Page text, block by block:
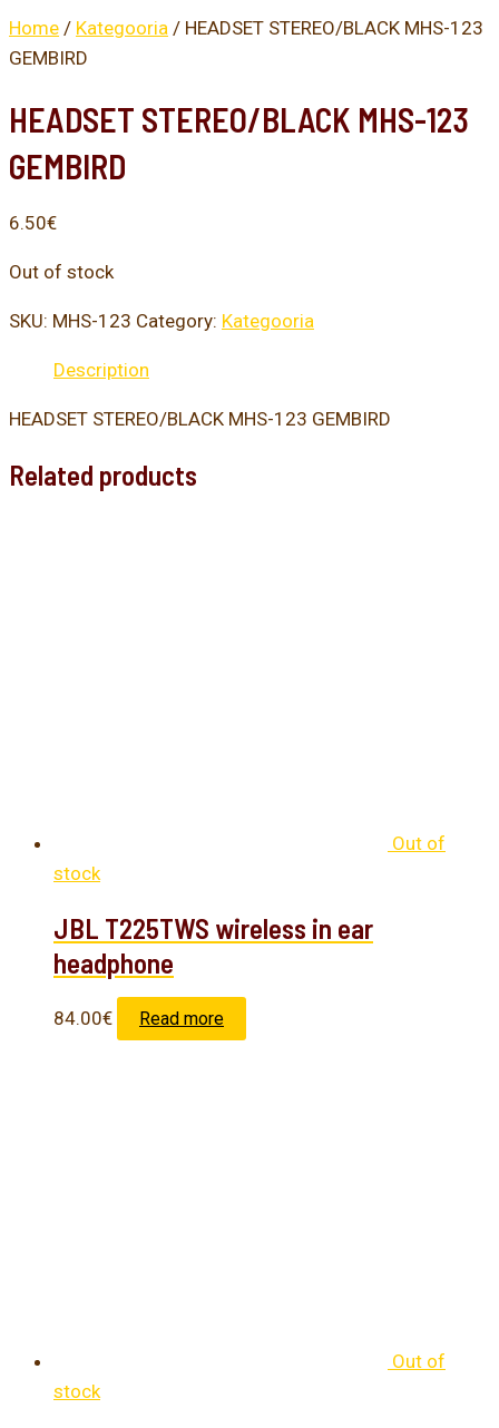
Home / Kategooria / HEADSET STEREO/BLACK MHS-123
GEMBIRD
HEADSET STEREO/BLACK MHS-123
GEMBIRD
6.50€
Out of stock
SKU: MHS-123 Category: Kategooria
Description
HEADSET STEREO/BLACK MHS-123 GEMBIRD
Related products
Out of
stock
JBL T225TWS wireless in ear
headphone
84.00€ Read more
Out of
stock